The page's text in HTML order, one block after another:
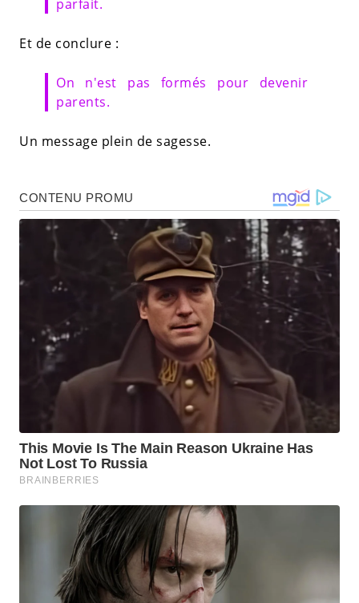
parfait.
Et de conclure :
On n'est pas formés pour devenir
parents.
Un message plein de sagesse.